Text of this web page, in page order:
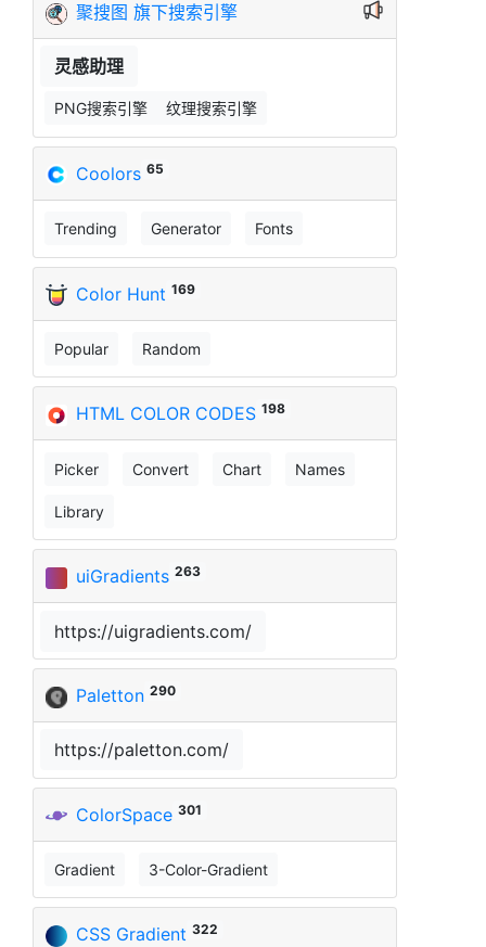
聚搜图 旗下搜索引擎
灵感助理
PNG搜索引擎 纹理搜索引擎
Coolors 65
Trending Generator Fonts
Color Hunt 169
Popular Random
HTML COLOR CODES 198
Picker Convert Chart Names
Library
uiGradients 263
https://uigradients.com/
Paletton 290
https://paletton.com/
ColorSpace 301
Gradient 3-Color-Gradient
CSS Gradient 322